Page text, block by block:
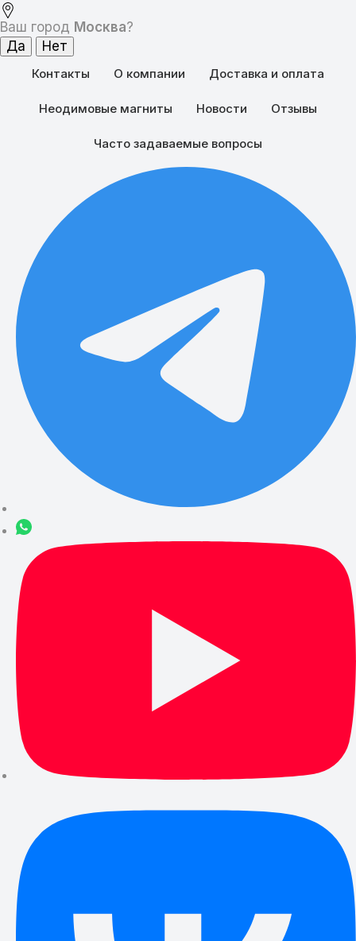
Ваш город Москва?
Контакты О компании Доставка и оплата
Неодимовые магниты Новости Отзывы
Часто задаваемые вопросы